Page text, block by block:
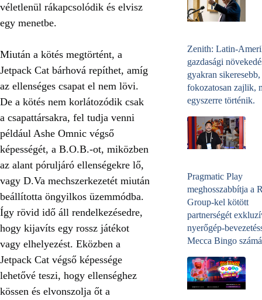
véletlenül rákapcsolódik és elvisz
egy menetbe.
Miután a kötés megtörtént, a
Jetpack Cat bárhová repíthet, amíg
az ellenséges csapat el nem lövi.
De a kötés nem korlátozódik csak
a csapattársakra, fel tudja venni
például Ashe Omnic végső
képességét, a B.O.B.-ot, miközben
az alant póruljáró ellenségekre lő,
vagy D.Va mechszerkezetét miután
beállította öngyilkos üzemmódba.
Így rövid idő áll rendelkezésedre,
hogy kijavíts egy rossz játékot
vagy elhelyezést. Eközben a
Jetpack Cat végső képessége
lehetővé teszi, hogy ellenséghez
kössen és elvonszolja őt a
Zenith: Latin-
gazdasági
gyakran sikeresebb,
fokozatosan zajlik,
egyszerre történik.
Pragmatic Play
meghosszabbítja a
Group-kel kötött
partnerségét
nyerőgép-
Mecca Bingo